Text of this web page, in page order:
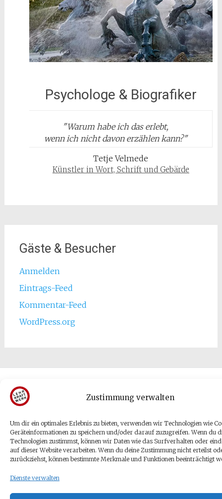
Zustimmung verwalten
Um dir ein optimales Erlebnis zu bieten, verwenden wir Technologien wie
Geräteinformationen zu speichern und/oder darauf zuzugreifen. Wenn du
Technologien zustimmst, können wir Daten wie das Surfverhalten oder
auf dieser Website verarbeiten. Wenn du deine Zustimmung nicht erteilst
zurückziehst, können bestimmte Merkmale und Funktionen beeinträchtigt
Dienste verwalten
Psychologe & Biografiker
"Warum habe ich das erlebt,
wenn ich nicht davon erzählen kann?"
Tetje Velmede
Künstler in Wort, Schrift und Gebärde
Gäste & Besucher
Anmelden
Eintrags-Feed
Kommentar-Feed
WordPress.org
Theme:
von ThemeGrill. Präsentiert von